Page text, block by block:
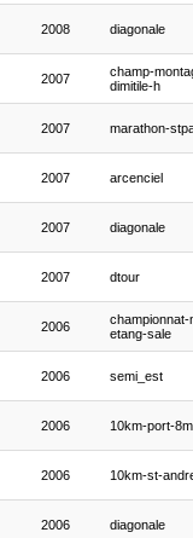
2008 diagonale
2007
champ-
dimitile-h
2007 marathon-
2007 arcenciel
2007 diagonale
2007 dtour
2006
championnat-
etang-sale
2006 semi_est
2006 10km-port-
2006 10km-st-
2006 diagonale